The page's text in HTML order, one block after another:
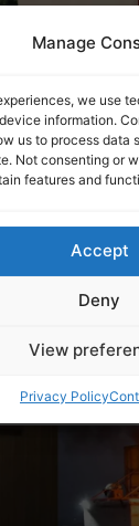
Manage
we use
information.
us to process data
Not consenting or
features and
Accept
Deny
View
Privacy Policy
സോണിയ ഗാന്ധി.
ഡിഎംകെ